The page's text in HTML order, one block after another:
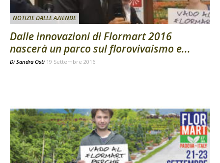
NOTIZIE DALLE AZIENDE
Dalle innovazioni di Flormart 2016
nascerà un parco sul florovivaismo e...
Di Sandra Osti 19 Settembre 2016